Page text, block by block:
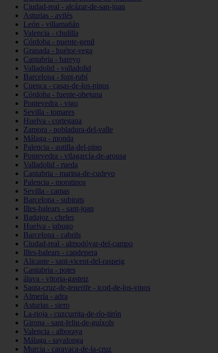
Ciudad-real - alcázar-de-san-juan
Asturias - avilés
León - villamañán
Valencia - chulilla
Córdoba - puente-genil
Granada - huétor-vega
Cantabria - bareyo
Valladolid - valladolid
Barcelona - font-rubí
Cuenca - casas-de-los-pinos
Córdoba - fuente-obejuna
Pontevedra - vigo
Sevilla - tomares
Huelva - cortegana
Zamora - pobladura-del-valle
Málaga - monda
Palencia - autilla-del-pino
Pontevedra - vilagarcía-de-arousa
Valladolid - rueda
Cantabria - marina-de-cudeyo
Palencia - moratinos
Sevilla - camas
Barcelona - subirats
Illes-balears - sant-joan
Badajoz - cheles
Huelva - jabugo
Barcelona - cabrils
Ciudad-real - almodóvar-del-campo
Illes-balears - capdepera
Alicante - sant-vicent-del-raspeig
Cantabria - potes
álava - vitoria-gasteiz
Santa-cruz-de-tenerife - icod-de-los-vinos
Almería - adra
Asturias - siero
La-rioja - cuzcurrita-de-río-tirón
Girona - sant-feliu-de-guíxols
Valencia - alboraya
Málaga - sayalonga
Murcia - caravaca-de-la-cruz